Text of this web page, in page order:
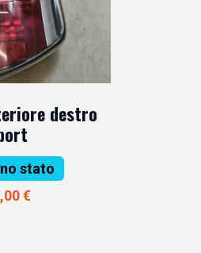
destro
stato
€